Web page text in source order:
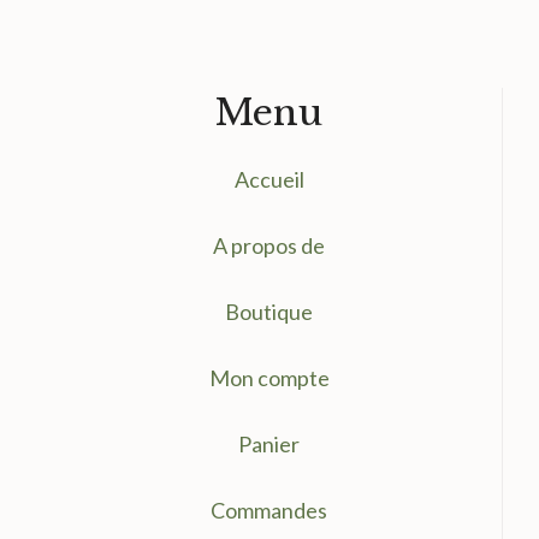
Menu
Accueil
A propos de
Boutique
Mon compte
Panier
Commandes